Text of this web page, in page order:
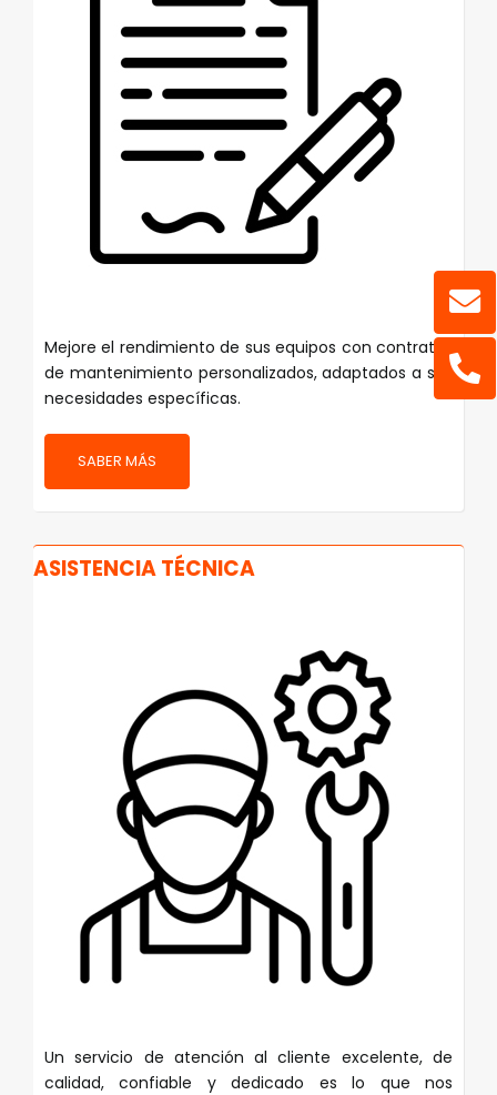
Mejore el rendimiento de sus equipos con contratos
de mantenimiento personalizados, adaptados a sus
necesidades específicas.
SABER MÁS
ASISTENCIA TÉCNICA
Un servicio de atención al cliente excelente, de
calidad, confiable y dedicado es lo que nos